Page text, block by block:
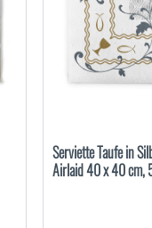
Serviette Taufe in
Airlaid 40 x 40 cm,